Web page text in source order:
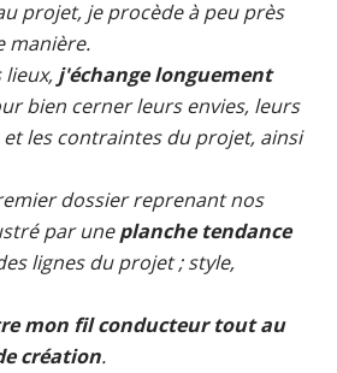
projet, je procède à peu près
manière.
lieux, j'échange longuement
bien cerner leurs envies, leurs
les contraintes du projet, ainsi
dossier reprenant nos
par uneplanche tendance
lignes du projet ; style,
mon fil conducteur tout au
création.